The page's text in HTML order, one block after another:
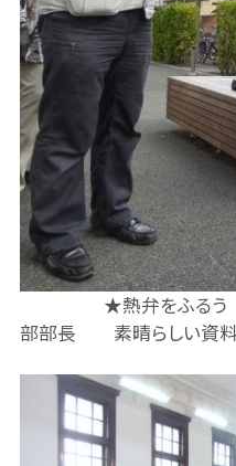
★熱弁をふるう 武
部部長 素晴らしい資料